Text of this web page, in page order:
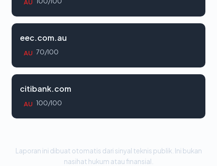
AU
eec.com.au
AU 70/100
citibank.com
AU 100/100
Laporan ini dibuat otomatis dari sinyal teknis publik. Ini bukan
nasihat hukum atau finansial.